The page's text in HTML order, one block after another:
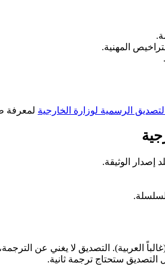
المهنية.
الرسمية لوزارة الخارجية لمعرفة
الوثيقة.
العربية). التصديق لا يغني عن
ستحتاج ترجمة ثانية.